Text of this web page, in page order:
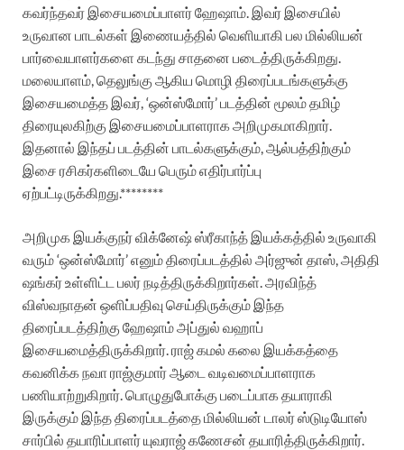
கவர்ந்தவர் இசையமைப்பாளர் ஹேஷாம். இவர் இசையில்
உருவான பாடல்கள் இணையத்தில் வெளியாகி பல மில்லியன்
பார்வையாளர்களை கடந்து சாதனை படைத்திருக்கிறது.
மலையாளம், தெலுங்கு ஆகிய மொழி திரைப்படங்களுக்கு
இசையமைத்த இவர், ‘ஒன்ஸ்மோர்’ படத்தின் மூலம் தமிழ்
திரையுலகிற்கு இசையமைப்பாளராக அறிமுகமாகிறார்.
இதனால் இந்தப் படத்தின் பாடல்களுக்கும், ஆல்பத்திற்கும்
இசை ரசிகர்களிடையே பெரும் எதிர்பார்ப்பு
ஏற்பட்டிருக்கிறது.********
அறிமுக இயக்குநர் விக்னேஷ் ஸ்ரீகாந்த் இயக்கத்தில் உருவாகி
வரும் ‘ஒன்ஸ்மோர்’ எனும் திரைப்படத்தில் அர்ஜுன் தாஸ், அதிதி
ஷங்கர் உள்ளிட்ட பலர் நடித்திருக்கிறார்கள். அரவிந்த்
விஸ்வநாதன் ஒளிப்பதிவு செய்திருக்கும் இந்த
திரைப்படத்திற்கு ஹேஷாம் அப்துல் வஹாப்
இசையமைத்திருக்கிறார். ராஜ் கமல் கலை இயக்கத்தை
கவனிக்க நவா ராஜ்குமார் ஆடை வடிவமைப்பாளராக
பணியாற்றுகிறார். பொழுதுபோக்கு படைப்பாக தயாராகி
இருக்கும் இந்த திரைப்படத்தை மில்லியன் டாலர் ஸ்டுடியோஸ்
சார்பில் தயாரிப்பாளர் யுவராஜ் கணேசன் தயாரித்திருக்கிறார்.